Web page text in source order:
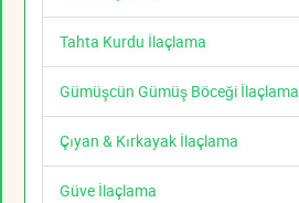
Tahta Kurdu İlaçlama
Gümüşcün Gümüş Böceği İlaçlama
Çıyan & Kırkayak İlaçlama
Güve İlaçlama